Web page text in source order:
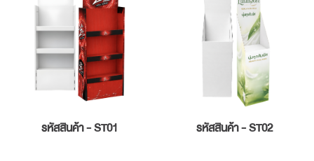
รหัสสินค้า - ST01 รหัสสินค้า - ST02